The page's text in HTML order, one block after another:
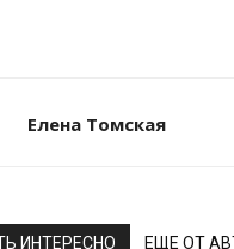
Елена Томская
ИНТЕРЕСНО ЕЩЕ ОТ